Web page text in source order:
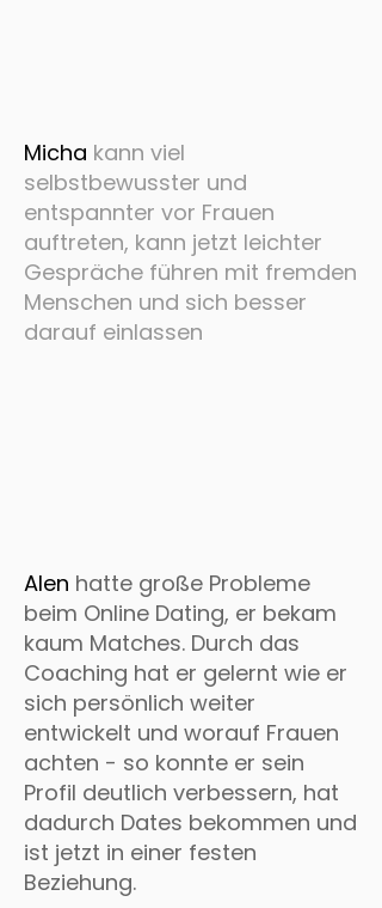
Micha kann viel
selbstbewusster und
entspannter vor Frauen
auftreten, kann jetzt leichter
Gespräche führen mit fremden
Menschen und sich besser
darauf einlassen
Alen hatte große Probleme
beim Online Dating, er bekam
kaum Matches. Durch das
Coaching hat er gelernt wie er
sich persönlich weiter
entwickelt und worauf Frauen
achten - so konnte er sein
Profil deutlich verbessern, hat
dadurch Dates bekommen und
ist jetzt in einer festen
Beziehung.